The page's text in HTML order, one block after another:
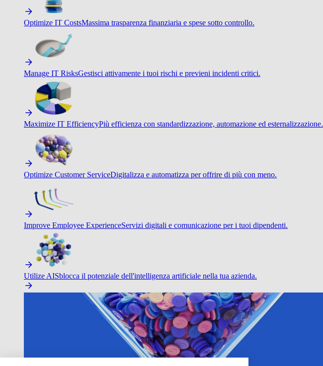
Optimize IT CostsMassima trasparenza finanziaria e spese sotto controllo.
Manage IT RisksGestisci attivamente i tuoi rischi e previeni incidenti critici.
Maximize IT EfficiencyPiù efficienza con standardizzazione, automazione ed esternalizzazione.
Optimize Customer ServiceDigitalizza e automatizza per offrire di più con meno.
Improve Employee ExperienceServizi digitali e comunicazione per i tuoi dipendenti.
Utilize AISblocca il potenziale dell'intelligenza artificiale nella tua azienda.